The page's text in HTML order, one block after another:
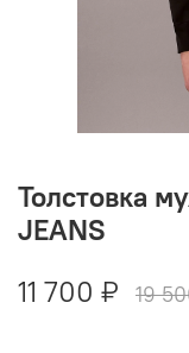
Толстовка
JEANS
11 700 ₽
19